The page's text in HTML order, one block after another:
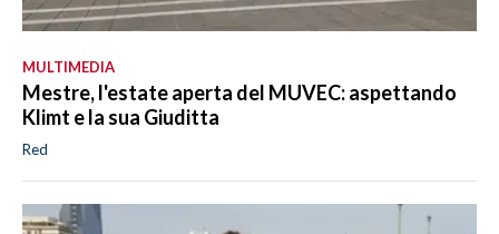
MULTIMEDIA
Mestre, l'estate aperta del MUVEC: aspettando
Klimt e la sua Giuditta
Red